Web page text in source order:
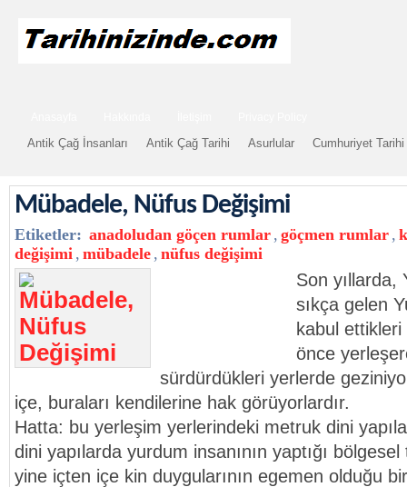
Antik Çağ İnsanları Antik Çağ Tarihi Asurlular Cumhuriyet Tarihi
Mübadele, Nüfus Değişimi
Etiketler: anadoludan göçen rumlar , göçmen rumlar ,
değişimi , mübadele , nüfus değişimi
Son yıllarda,
sıkça gelen
kabul ettikleri
önce
sürdürdükleri yerlerde
içe, buraları kendilerine hak görüyorlardır.
Hatta: bu yerleşim yerlerindeki metruk dini
dini yapılarda yurdum insanının yaptığı
yine içten içe kin duygularının egemen olduğu